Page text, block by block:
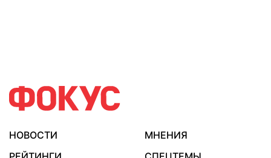
НОВОСТИ
МНЕНИЯ